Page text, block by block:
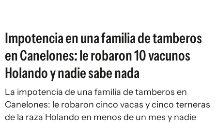
Impotencia en una familia de tamberos
en Canelones: le robaron 10 vacunos
Holando y nadie sabe nada
La impotencia de una familia de tamberos en
Canelones: le robaron cinco vacas y cinco terneras
de la raza Holando en menos de un mes y nadie